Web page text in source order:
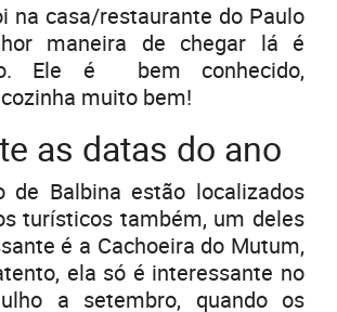
na casa/restaurante do Paulo
maneira de chegar lá é
Ele é bem conhecido,
muito bem!
as datas do ano
de Balbina estão localizados
turísticos também, um deles
é a Cachoeira do Mutum,
ela só é interessante no
a setembro, quando os